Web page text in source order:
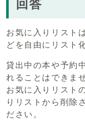
回答
お気に入りリスト
どを自由にリスト
貸出中の本や予約
れることはできま
お気に入りリスト
りリストから削除
ださい。